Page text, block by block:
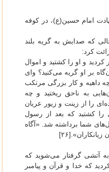
که بعد از شهادت امام حسین(ع)، در کوفه
که صدایش به گریه بلند
کرد:
و او را کشتید و اموال
بر او گریه می‌کنید؟ وای
چه داهیه و کار بزرگی مرتکب
به ناحق ریختید و چه
را از زینت و زیور عریان
را کشتید که بعد از رسول
شما برداشته شد. «آگاه
به آتشی گرفتار می‌شوید که
که خدا و قرآن و پیامبر